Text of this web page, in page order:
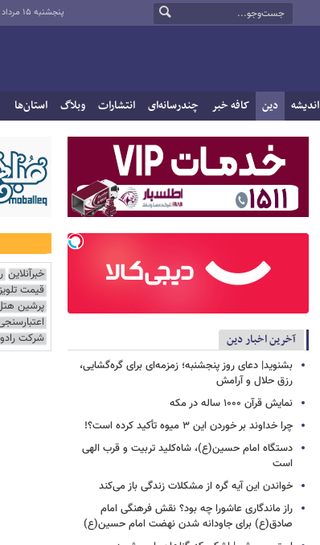
پنجشنبه ۱۵ مرداد ۱۴۰۵
اندیشه دین کافه خبر چندرسانه‌ای انتشارات وبلاگ استان‌ها
آخرین اخبار دین
بشنوید| دعای روز پنجشنبه؛ زمزمه‌ای برای گره‌گشایی،
رزق حلال و آرامش
نمایش قرآن ۱۰۰۰ ساله در مکه
چرا خداوند بر خوردن این ۳ میوه تأکید کرده است؟!
دستگاه امام حسین(ع)، شاه‌کلید تربیت و قرب الهی
است
خواندن این آیه گره از مشکلات زندگی باز می‌کند
راز ماندگاری عاشورا چه بود؟ نقش فرهنگی امام
صادق(ع) برای جاودانه شدن نهضت امام حسین(ع)
خبرآنلاین
قیمت
پرشین
شرکت